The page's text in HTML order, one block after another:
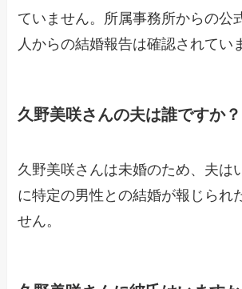
ていません。所属事務所からの公
人からの結婚報告は確認されてい
久野美咲さんの夫は誰ですか？
久野美咲さんは未婚のため、夫は
に特定の男性との結婚が報じられ
せん。